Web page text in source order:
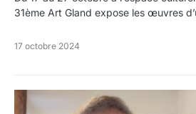
31ème Art Gland expose les œuvres
17 octobre 2024